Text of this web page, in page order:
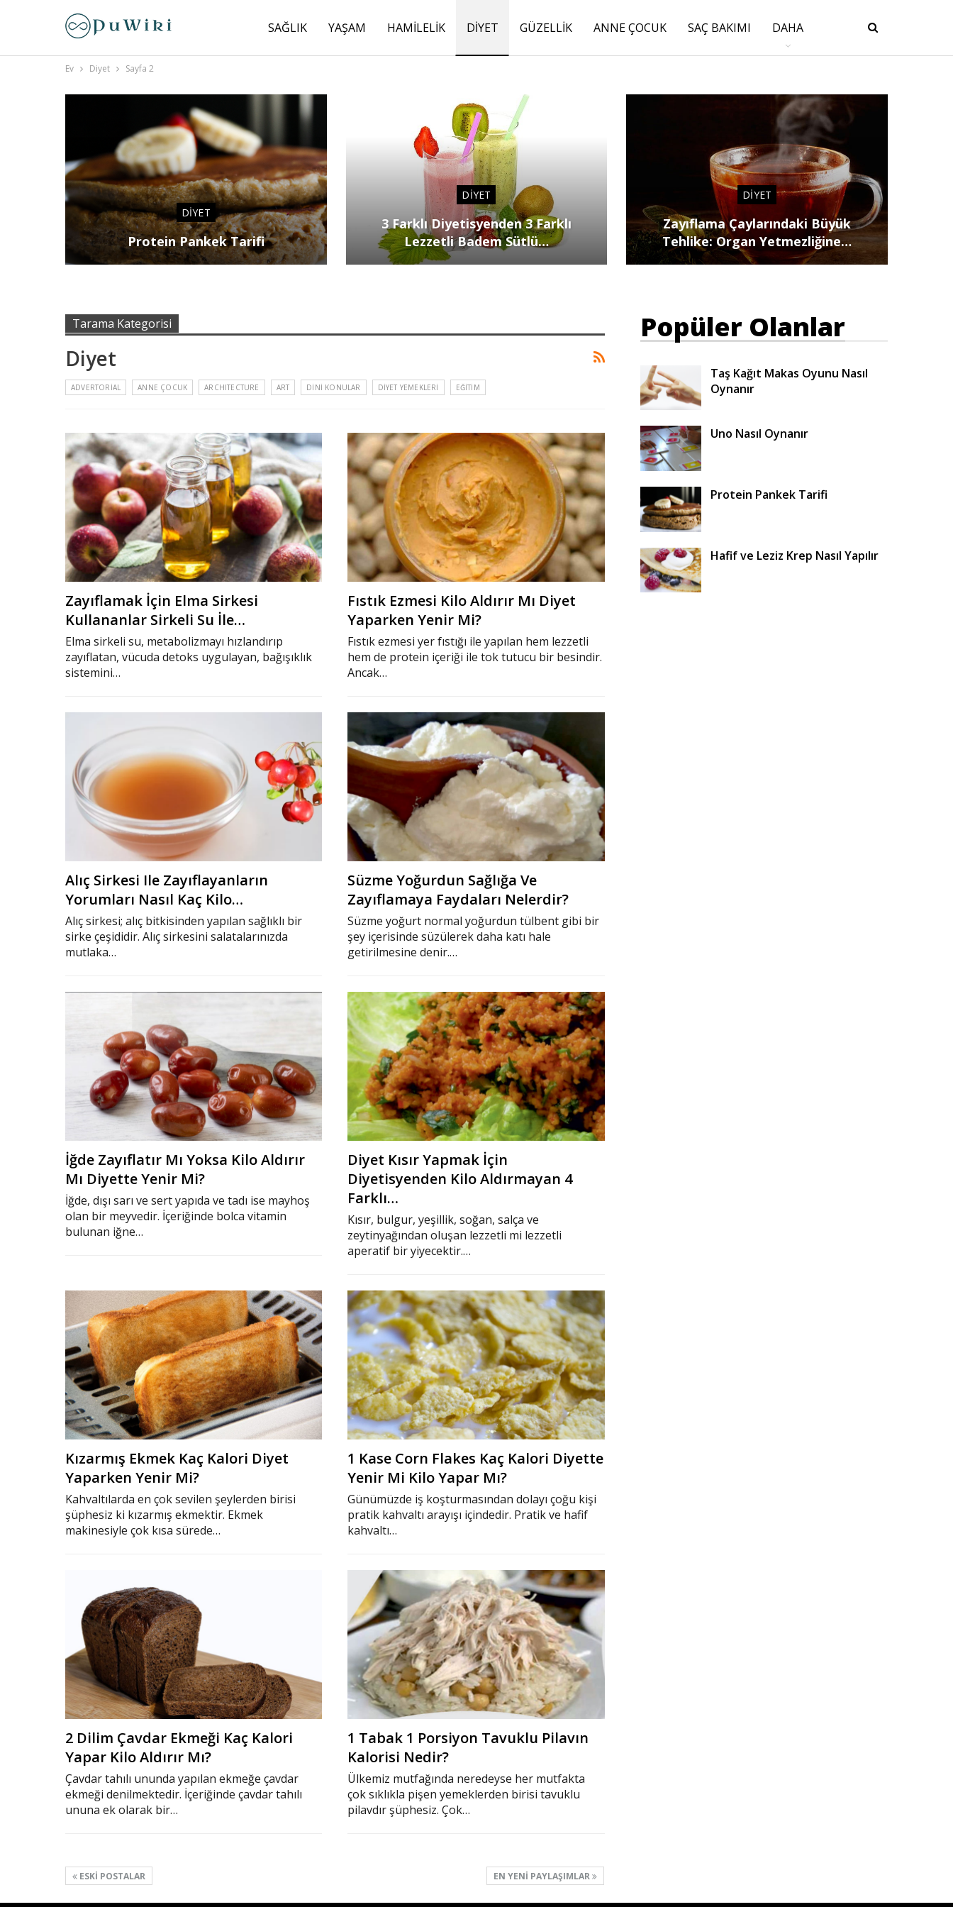
SAĞLIK YAŞAM HAMILELIK DIYET GÜZELLIK ANNE ÇOCUK SAÇ BAKIMI DAHA
Ev Diyet Sayfa 2
DIYET
Protein Pankek Tarifi
DIYET
3 Farklı Diyetisyenden 3 Farklı
Lezzetli Badem Sütlü…
DIYET
Zayıflama Çaylarındaki Büyük
Tehlike: Organ Yetmezliğine…
Tarama Kategorisi
Diyet
ADVERTORIAL ANNE ÇOCUK ARCHITECTURE ART DINI KONULAR DIYET YEMEKLERI EĞITIM
Zayıflamak İçin Elma Sirkesi
Kullananlar Sirkeli Su İle…
Elma sirkeli su, metabolizmayı hızlandırıp
zayıflatan, vücuda detoks uygulayan, bağışıklık
sistemini…
Fıstık Ezmesi Kilo Aldırır Mı Diyet
Yaparken Yenir Mi?
Fıstık ezmesi yer fıstığı ile yapılan hem lezzetli
hem de protein içeriği ile tok tutucu bir besindir.
Ancak…
Alıç Sirkesi Ile Zayıflayanların
Yorumları Nasıl Kaç Kilo…
Alıç sirkesi; alıç bitkisinden yapılan sağlıklı bir
sirke çeşididir. Alıç sirkesini salatalarınızda
mutlaka…
Süzme Yoğurdun Sağlığa Ve
Zayıflamaya Faydaları Nelerdir?
Süzme yoğurt normal yoğurdun tülbent gibi bir
şey içerisinde süzülerek daha katı hale
getirilmesine denir.…
İğde Zayıflatır Mı Yoksa Kilo Aldırır
Mı Diyette Yenir Mi?
İğde, dışı sarı ve sert yapıda ve tadı ise mayhoş
olan bir meyvedir. İçeriğinde bolca vitamin
bulunan iğne…
Diyet Kısır Yapmak İçin
Diyetisyenden Kilo Aldırmayan 4
Farklı…
Kısır, bulgur, yeşillik, soğan, salça ve
zeytinyağından oluşan lezzetli mi lezzetli
aperatif bir yiyecektir.…
Kızarmış Ekmek Kaç Kalori Diyet
Yaparken Yenir Mi?
Kahvaltılarda en çok sevilen şeylerden birisi
şüphesiz ki kızarmış ekmektir. Ekmek
makinesiyle çok kısa sürede…
1 Kase Corn Flakes Kaç Kalori Diyette
Yenir Mi Kilo Yapar Mı?
Günümüzde iş koşturmasından dolayı çoğu kişi
pratik kahvaltı arayışı içindedir. Pratik ve hafif
kahvaltı…
2 Dilim Çavdar Ekmeği Kaç Kalori
Yapar Kilo Aldırır Mı?
Çavdar tahılı ununda yapılan ekmeğe çavdar
ekmeği denilmektedir. İçeriğinde çavdar tahılı
ununa ek olarak bir…
1 Tabak 1 Porsiyon Tavuklu Pilavın
Kalorisi Nedir?
Ülkemiz mutfağında neredeyse her mutfakta
çok sıklıkla pişen yemeklerden birisi tavuklu
pilavdır şüphesiz. Çok…
ESKI POSTALAR EN YENI PAYLAŞIMLAR
Popüler Olanlar
Taş Kağıt Makas Oyunu Nasıl
Oynanır
Uno Nasıl Oynanır
Protein Pankek Tarifi
Hafif ve Leziz Krep Nasıl Yapılır